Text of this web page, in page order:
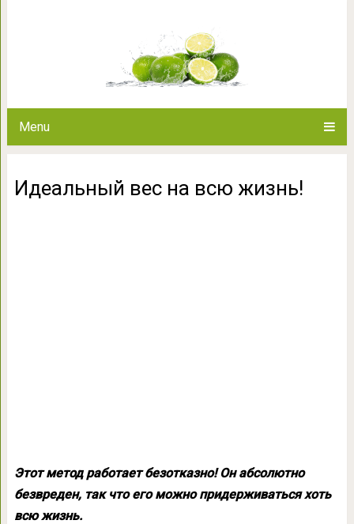
Menu
Идеальный вес на всю жизнь!
Этот метод работает безотказно! Он абсолютно
безвреден, так что его можно придерживаться хоть
всю жизнь.